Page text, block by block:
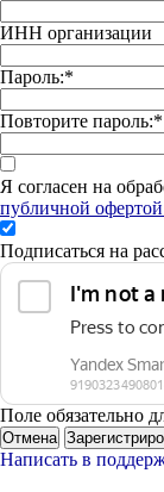
ИНН организации
Пароль:*
Повторите пароль:*
Я согласен на
публичной
Подписаться на
Поле обязательно
Отмена
Написать в